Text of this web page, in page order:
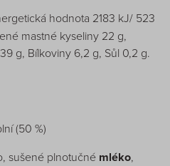
hodnota 2183 kJ/ 523
mastné kyseliny 22 g,
g, Bílkoviny 6,2 g, Sůl 0,2 g.
(50 %)
sušené plnotučné mléko,